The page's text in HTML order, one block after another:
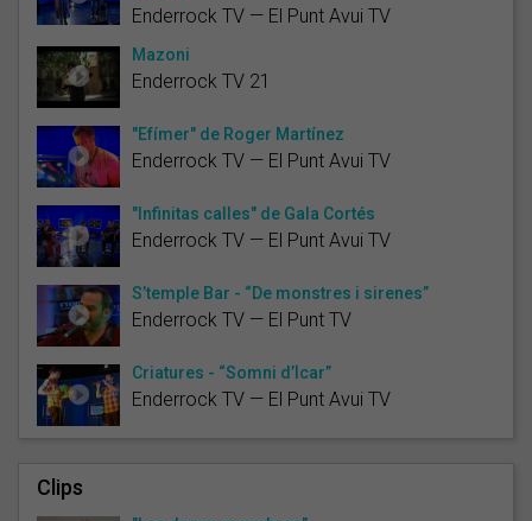
Enderrock TV — El Punt Avui TV
Mazoni
Enderrock TV 21
"Efímer" de Roger Martínez
Enderrock TV — El Punt Avui TV
"Infinitas calles" de Gala Cortés
Enderrock TV — El Punt Avui TV
S’temple Bar - “De monstres i sirenes”
Enderrock TV — El Punt TV
Criatures - “Somni d’Ícar”
Enderrock TV — El Punt Avui TV
Clips